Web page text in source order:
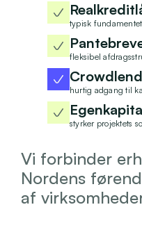
typisk
fleksibel
hurtig adgang til
styrker projektets
Vi forbinder
Nordens
af